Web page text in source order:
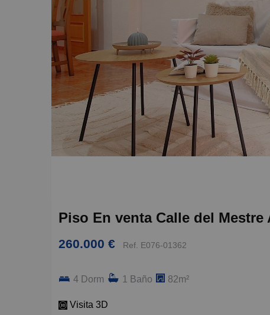
Piso En venta Calle del
260.000 € Ref. E076-01362
4 Dorm 1 Baño 82m²
Visita 3D